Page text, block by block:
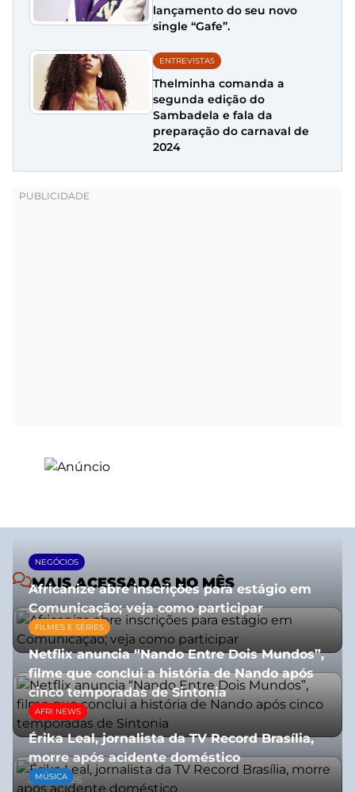
lançamento do seu novo
single “Gafe”.
ENTREVISTAS
Thelminha comanda a
segunda edição do
Sambadela e fala da
preparação do carnaval de
2024
MAIS ACESSADAS NO MÊS
NEGÓCIOS
Africanize abre inscrições para estágio em
Comunicação; veja como participar
13/01/2026
FILMES E SÉRIES
Netflix anuncia “Nando Entre Dois Mundos”,
filme que conclui a história de Nando após
cinco temporadas de Sintonia
07/07/2026
AFRI NEWS
Érika Leal, jornalista da TV Record Brasília,
morre após acidente doméstico
08/07/2026
MÚSICA